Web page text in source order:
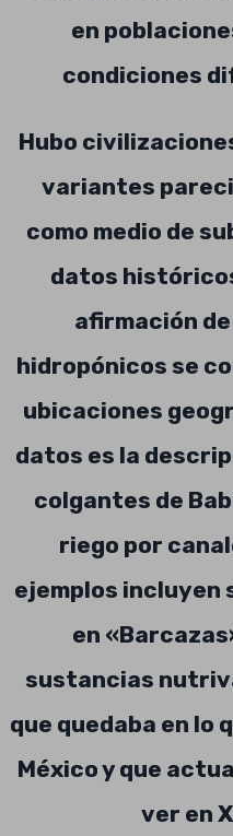
en
condiciones
Hubo
variantes
como medio de
datos
afirmación
hidropónicos se
ubicaciones
datos es la
colgantes de
riego por
ejemplos incluyen
en
sustancias
que quedaba en lo
México y que
ver en